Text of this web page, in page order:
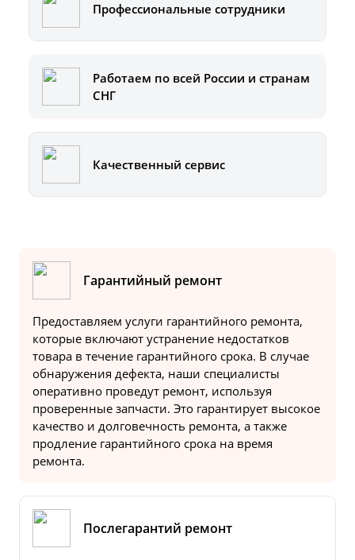
Профессиональные сотрудники
Работаем по всей России и странам
СНГ
Качественный сервис
Гарантийный ремонт
Предоставляем услуги гарантийного ремонта,
которые включают устранение недостатков
товара в течение гарантийного срока. В случае
обнаружения дефекта, наши специалисты
оперативно проведут ремонт, используя
проверенные запчасти. Это гарантирует высокое
качество и долговечность ремонта, а также
продление гарантийного срока на время
ремонта.
Послегарантий ремонт